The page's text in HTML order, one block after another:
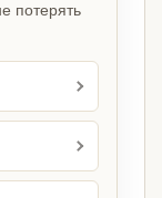
потерять